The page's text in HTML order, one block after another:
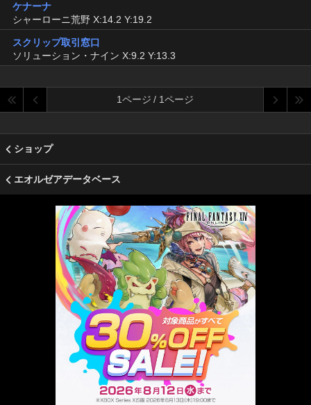
ケナーナ
シャーローニ荒野 X:14.2 Y:19.2
スクリップ取引窓口
ソリューション・ナイン X:9.2 Y:13.3
1ページ / 1ページ
ショップ
エオルゼアデータベース